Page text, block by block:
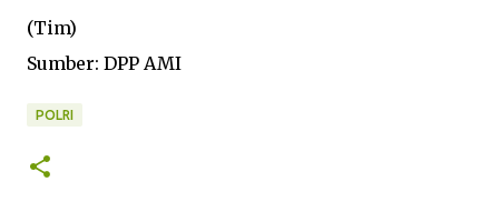
(Tim)
Sumber: DPP AMI
POLRI